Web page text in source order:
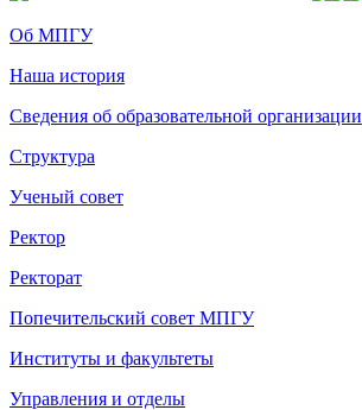
Об МПГУ
Наша история
Сведения об образовательной организации
Структура
Ученый совет
Ректор
Ректорат
Попечительский совет МПГУ
Институты и факультеты
Управления и отделы